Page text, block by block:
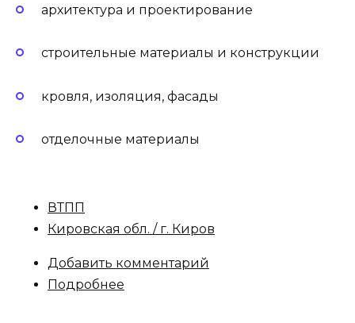
архитектура и проектирование
строительные материалы и конструкции
кровля, изоляция, фасады
отделочные материалы
ВТПП
Кировская обл. / г. Киров
Добавить комментарий
Подробнее